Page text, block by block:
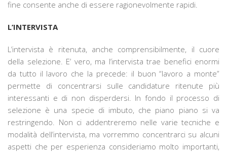
fine consente anche di essere ragionevolmente rapidi.
L’INTERVISTA
L’intervista è ritenuta, anche comprensibilmente, il cuore
della selezione. E’ vero, ma l’intervista trae benefici enormi
da tutto il lavoro che la precede: il buon “lavoro a monte”
permette di concentrarsi sulle candidature ritenute più
interessanti e di non disperdersi. In fondo il processo di
selezione è una specie di imbuto, che piano piano si va
restringendo. Non ci addentreremo nelle varie tecniche e
modalità dell’intervista, ma vorremmo concentrarci su alcuni
aspetti che per esperienza consideriamo molto importanti,